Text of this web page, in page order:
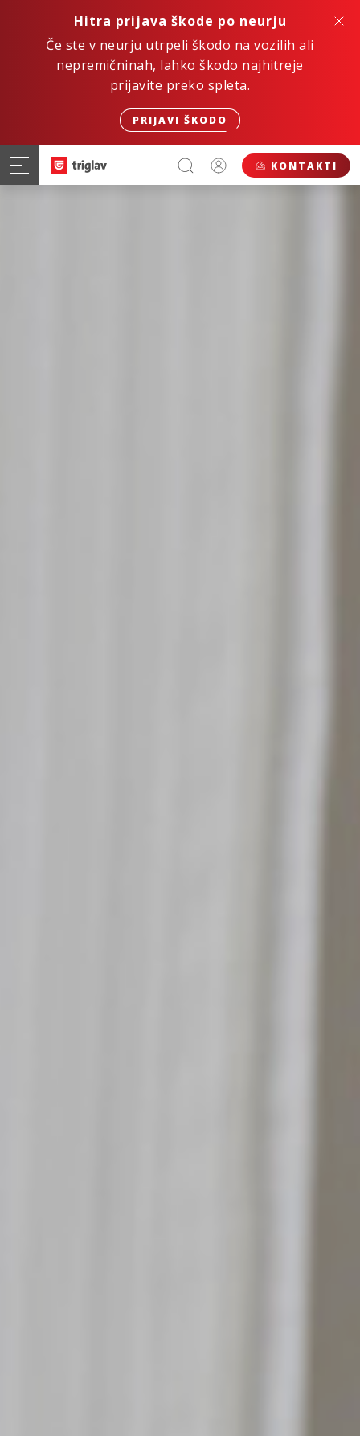
Hitra prijava škode po neurju
Če ste v neurju utrpeli škodo na vozilih ali
nepremičninah, lahko škodo najhitreje
prijavite preko spleta.
PRIJAVI ŠKODO
KONTAKTI